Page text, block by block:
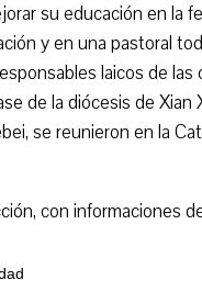
su educación en la
y en una pastoral
laicos de las
de la diócesis de Xian
se reunieron en la
con informaciones